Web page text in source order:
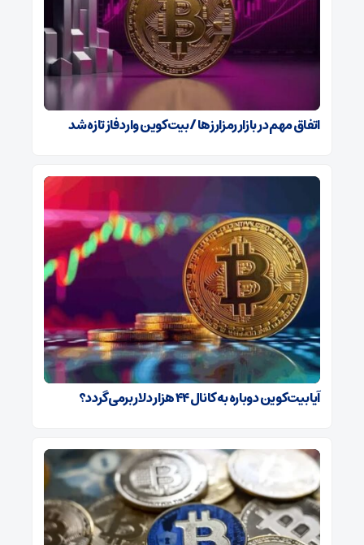
اتفاق مهم در بازار رمزارزها / بیت‌کوین وارد فاز تازه شد
آیا بیت‌کوین دوباره به کانال ۴۴ هزار دلار برمی‌گردد؟